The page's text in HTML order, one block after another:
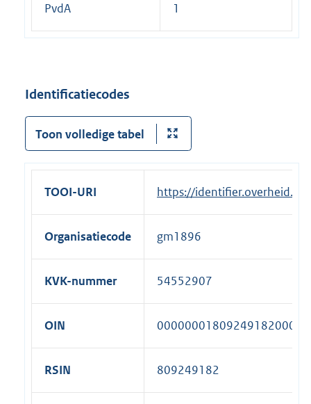
PvdA 1
Identificatiecodes
Toon volledige tabel
TOOI-URI https://
Organisatiecode gm1896
KVK-nummer 54552907
OIN 00000001809249182000
RSIN 809249182